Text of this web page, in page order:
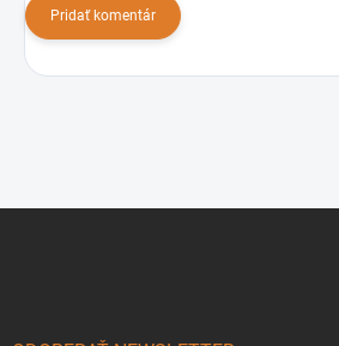
Pridať komentár